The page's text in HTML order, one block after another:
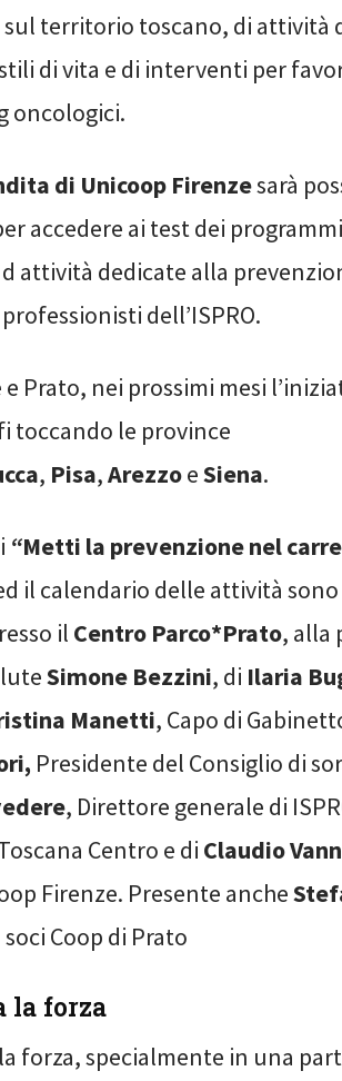
territorio toscano, di attività
di vita e di interventi per
oncologici.
di Unicoop Firenzesarà
accedere ai test dei
attività dedicate alla
dell’ISPRO.
Prato, nei prossimi mesi
toccando le province
, Pisa,ArezzoeSiena.
“Metti la prevenzione nel
il calendario delle attività
il Centro Parco*Prato, alla
Simone Bezzini, di Ilaria
Manetti, Capo di
Presidente del Consiglio di
, Direttore generale di
Centro e di Claudio
Firenze. Presente anche
Coop di Prato
la forza
forza, specialmente in una